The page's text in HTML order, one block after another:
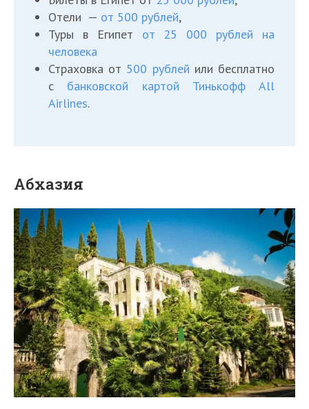
Отели — от 500 рублей,
Туры в Египет от 25 000 рублей на
человека
Страховка от 500 рублей или бесплатно
с банковской картой Тинькофф All
Airlines.
Абхазия